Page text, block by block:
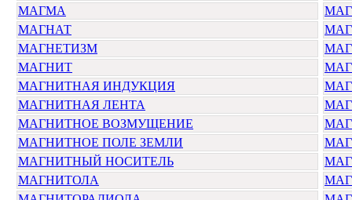
МАГМА
МАГНАТ
МАГНЕТИЗМ
МАГНИТ
МАГНИТНАЯ ИНДУКЦИЯ
МАГНИТНАЯ ЛЕНТА
МАГНИТНОЕ ВОЗМУЩЕНИЕ
МАГНИТНОЕ ПОЛЕ ЗЕМЛИ
МАГНИТНЫЙ НОСИТЕЛЬ
МАГНИТОЛА